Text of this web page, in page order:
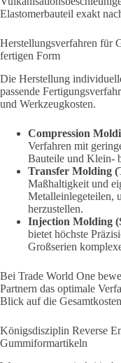
Elastomerbauteil exakt
Herstellungsverfahren für
fertigen Form
Die Herstellung
passende
und Werkzeugkosten.
Compression
Verfahren mit
Bauteile und Klein-
Transfer Molding
Maßhaltigkeit und
Metalleinlegeteilen,
herzustellen.
Injection Molding
bietet höchste
Großserien
Bei Trade World One
Partnern das optimale
Blick auf die
Königsdisziplin Reverse
Gummiformartikeln